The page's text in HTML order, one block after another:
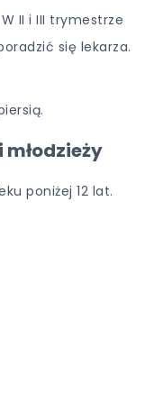
II i III trymestrze
się lekarza.
poniżej 12 lat.